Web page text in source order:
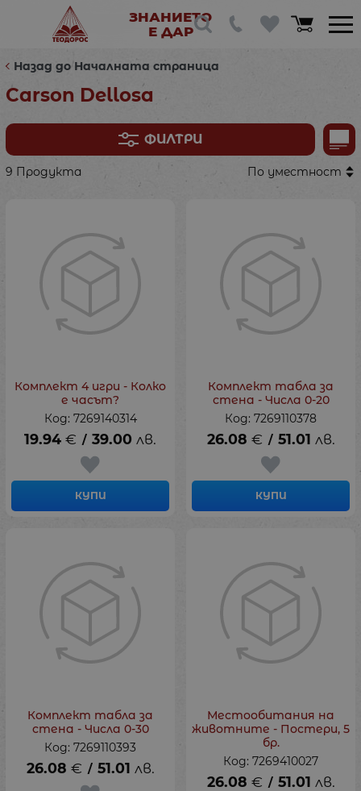
ЗНАНИЕТО
Е ДАР
Назад до Началната страница
Carson Dellosa
ФИЛТРИ
9 Продукта По уместност
Комплект 4 игри - Колко
е часът?
Код: 7269140314
19.94 € / 39.00 лв.
КУПИ
Комплект табла за
стена - Числа 0-20
Код: 7269110378
26.08 € / 51.01 лв.
КУПИ
Комплект табла за
стена - Числа 0-30
Код: 7269110393
26.08 € / 51.01 лв.
Местообитания на
животните - Постери, 5
бр.
Код: 7269410027
26.08 € / 51.01 лв.